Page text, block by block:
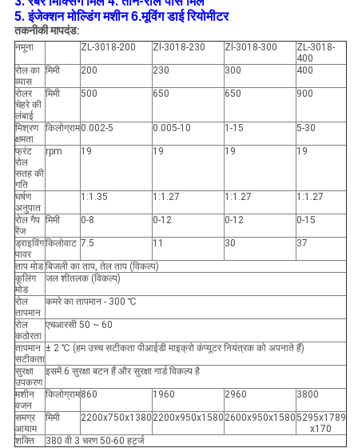
5. इंजेक्शन मोल्डिंग मशीन 6.मूविंग डाई रियोमीटर
तकनीकी मापदंड:
नमूना ZL-3018-200 Zl-3018-230 Zl-3018-300
ZL-3018-
400
रोल का
व्यास
मिमी 200 230 300 400
रोलर
चेहरे की
लंबाई
मिमी 500 650 650 900
मिश्रण
क्षमता
किलोग्राम0.002-5 0.005-10 1-15 5-30
फ्रंट
रोल
सतह की
गति
rpm 19 19 19 19
घर्षण
अनुपात
1:1.35 1:1.27 1:1.27 1:1.27
रोल गैप
रेंज
मिमी 0-8 0-12 0-12 0-15
ड्राइविंग
पावर
किलोवाट 7.5 11 30 37
ताप मोड बिजली का ताप, तेल ताप (विकल्प)
कूलिंग
मोड
जल शीतलक (विकल्प)
रोल
तापमान
कमरे का तापमान - 300 ℃
रोल
कठोरता
एचआरसी 50 ~ 60
तापमान
सटीकता
± 2 ℃ (हम उच्च सटीकता पीआईडी ​​​​माइक्रो कंप्यूटर नियंत्रक को अपनाते हैं)
सुरक्षा
उपकरण
इसमें 6 सुरक्षा बटन हैं और सुरक्षा गार्ड विकल्प है
मशीन
वजन
किलोग्राम860 1960 2960 3800
समग्र
आयाम
मिमी 2200x750x1380 2200x950x1580 2600x950x15805295x1789
x170
शक्ति
380 वी 3 चरण 50-60 हर्ट्ज